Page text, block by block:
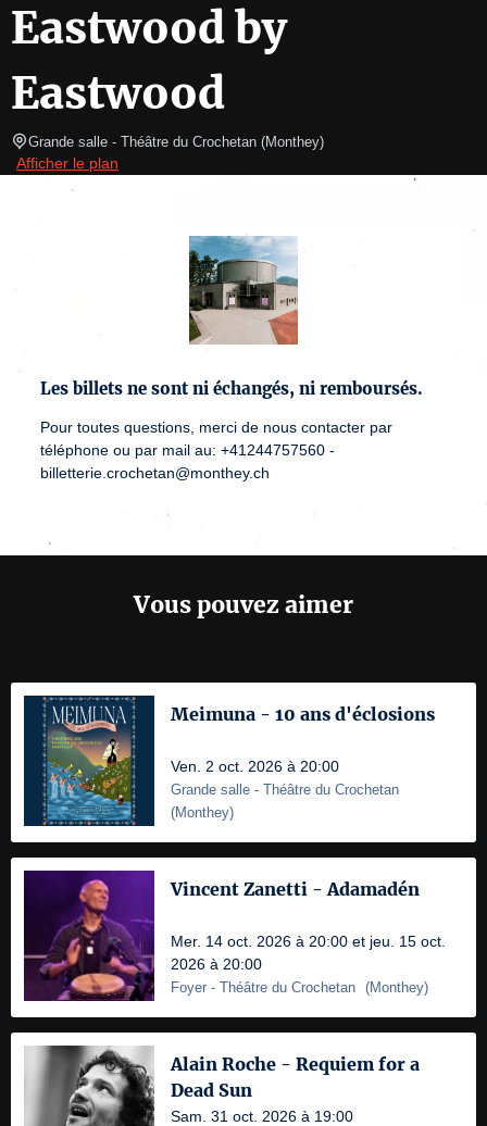
Eastwood by
Eastwood
Grande salle - Théâtre du Crochetan (Monthey)
Afficher le plan
Les billets ne sont ni échangés, ni remboursés.
Pour toutes questions, merci de nous contacter par
téléphone ou par mail au: +41244757560 -
billetterie.crochetan@monthey.ch
Vous pouvez aimer
Meimuna - 10 ans d'éclosions
Ven. 2 oct. 2026 à 20:00
Grande salle - Théâtre du Crochetan
(Monthey)
Vincent Zanetti - Adamadén
Mer. 14 oct. 2026 à 20:00 et jeu. 15 oct.
2026 à 20:00
Foyer - Théâtre du Crochetan (Monthey)
Alain Roche - Requiem for a
Dead Sun
Sam. 31 oct. 2026 à 19:00